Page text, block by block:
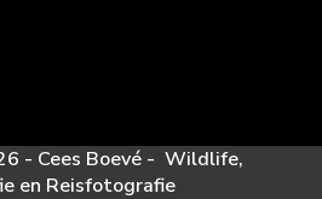
- Cees Boevé - Wildlife,
en Reisfotografie